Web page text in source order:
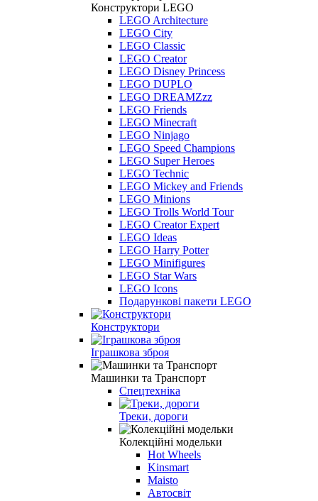
Конструктори LEGO
LEGO Architecture
LEGO City
LEGO Classic
LEGO Creator
LEGO Disney Princess
LEGO DUPLO
LEGO DREAMZzz
LEGO Friends
LEGO Minecraft
LEGO Ninjago
LEGO Speed Champions
LEGO Super Heroes
LEGO Technic
LEGO Mickey and Friends
LEGO Minions
LEGO Trolls World Tour
LEGO Creator Expert
LEGO Ideas
LEGO Harry Potter
LEGO Minifigures
LEGO Star Wars
LEGO Icons
Подарункові пакети LEGO
Конструктори
Іграшкова зброя
Машинки та Транспорт
Спецтехніка
Треки, дороги
Колекційні модельки
Hot Wheels
Kinsmart
Maisto
Автосвіт